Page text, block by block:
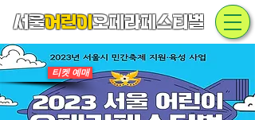
서울어린이오페라페스티벌
티켓 예매